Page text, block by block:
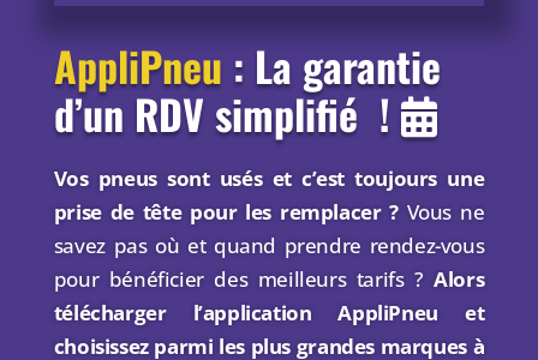
AppliPneu : La garantie
d’un RDV simplifié !
Vos pneus sont usés et c’est toujours une
prise de tête pour les remplacer ?Vous ne
savez pas où et quand prendre rendez-vous
pour bénéficier des meilleurs tarifs ?Alors
télécharger l’application AppliPneu et
choisissez parmi les plus grandes marques à